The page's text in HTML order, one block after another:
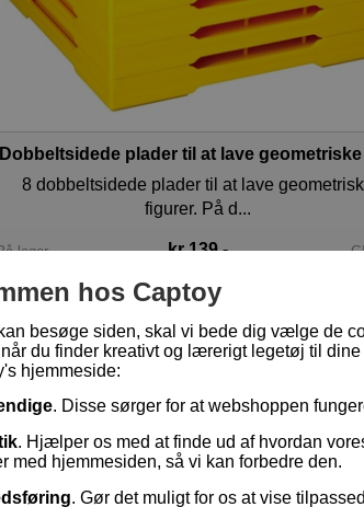
Dobbeltsidede plader til at lave
8 dobbeltsidede plader til at lave
figurer. På d...
lager kr 139,-
hos Captoy
besøge siden, skal vi bede dig vælge de
du finder kreativt og lærerigt legetøj til
hjemmeside:
. Disse sørger for at webshoppen
. Hjælper os med at finde ud af hvordan
med hjemmesiden, så vi kan forbedre den.
. Gør det muligt for os at vise